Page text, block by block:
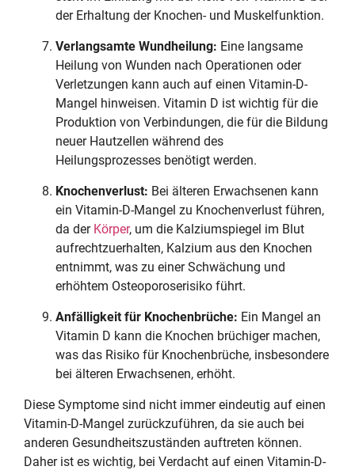
der Erhaltung der Knochen- und Muskelfunktion.
Verlangsamte Wundheilung: Eine langsame
Heilung von Wunden nach Operationen oder
Verletzungen kann auch auf einen Vitamin-D-
Mangel hinweisen. Vitamin D ist wichtig für die
Produktion von Verbindungen, die für die Bildung
neuer Hautzellen während des
Heilungsprozesses benötigt werden.
Knochenverlust: Bei älteren Erwachsenen kann
ein Vitamin-D-Mangel zu Knochenverlust führen,
da der Körper, um die Kalziumspiegel im Blut
aufrechtzuerhalten, Kalzium aus den Knochen
entnimmt, was zu einer Schwächung und
erhöhtem Osteoporoserisiko führt.
Anfälligkeit für Knochenbrüche: Ein Mangel an
Vitamin D kann die Knochen brüchiger machen,
was das Risiko für Knochenbrüche, insbesondere
bei älteren Erwachsenen, erhöht.
Diese Symptome sind nicht immer eindeutig auf einen
Vitamin-D-Mangel zurückzuführen, da sie auch bei
anderen Gesundheitszuständen auftreten können.
Daher ist es wichtig, bei Verdacht auf einen Vitamin-D-